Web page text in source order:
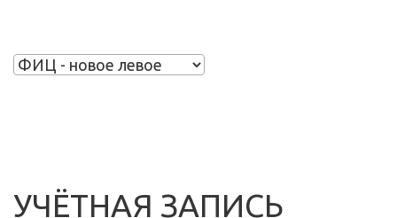
УЧЁТНАЯ ЗАПИСЬ